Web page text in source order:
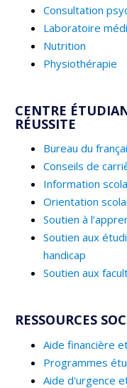
Consultation
Laboratoire
Nutrition
Physiothérapie
CENTRE
RÉUSSITE
Bureau du
Conseils de
Information
Orientation
Soutien à
Soutien aux
handicap
Soutien aux
RESSOURCES
Aide financière
Programmes
Aide d'urgence